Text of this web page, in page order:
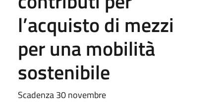
l’acquisto di mezzi
per una mobilità
sostenibile
Scadenza 30 novembre